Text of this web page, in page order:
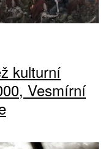
kulturní
Vesmírní